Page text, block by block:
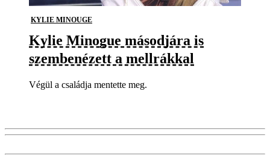
KYLIE MINOUGE
Kylie Minogue másodjára is
szembenézett a mellrákkal
Végül a családja mentette meg.